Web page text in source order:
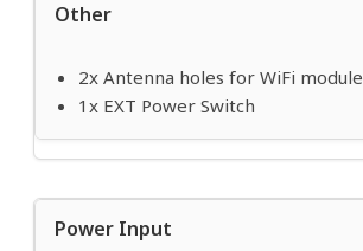
Other
2x Antenna holes for WiFi module
1x EXT Power Switch
Power Input